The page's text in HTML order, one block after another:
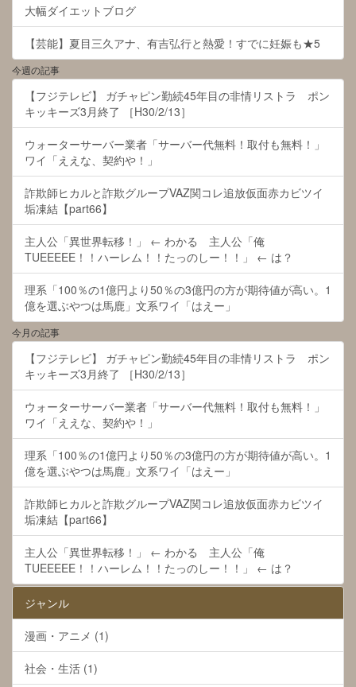
大幅ダイエットブログ
【芸能】夏目三久アナ、有吉弘行と熱愛！すでに妊娠も★5
今週の記事
【フジテレビ】 ガチャピン勤続45年目の非情リストラ ポン
キッキーズ3月終了 ［H30/2/13］
ウォーターサーバー業者「サーバー代無料！取付も無料！」
ワイ「ええな、契約や！」
詐欺師ヒカルと詐欺グループVAZ関コレ追放仮面赤カビツイ
垢凍結【part66】
主人公「異世界転移！」 ← わかる 主人公「俺
TUEEEEE！！ハーレム！！たっのしー！！」 ← は？
理系「100％の1億円より50％の3億円の方が期待値が高い。1
億を選ぶやつは馬鹿」文系ワイ「はえー」
今月の記事
【フジテレビ】 ガチャピン勤続45年目の非情リストラ ポン
キッキーズ3月終了 ［H30/2/13］
ウォーターサーバー業者「サーバー代無料！取付も無料！」
ワイ「ええな、契約や！」
理系「100％の1億円より50％の3億円の方が期待値が高い。1
億を選ぶやつは馬鹿」文系ワイ「はえー」
詐欺師ヒカルと詐欺グループVAZ関コレ追放仮面赤カビツイ
垢凍結【part66】
主人公「異世界転移！」 ← わかる 主人公「俺
TUEEEEE！！ハーレム！！たっのしー！！」 ← は？
ジャンル
漫画・アニメ (1)
社会・生活 (1)